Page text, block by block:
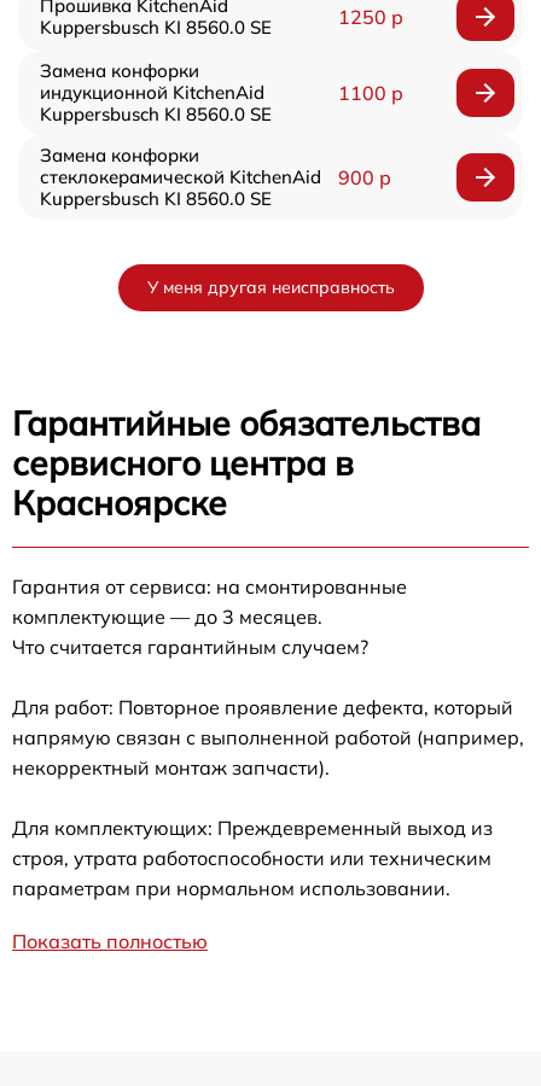
Прошивка KitchenAid
Kuppersbusch KI 8560.0 SE
1250 р
Замена конфорки
индукционной KitchenAid
Kuppersbusch KI 8560.0 SE
1100 р
Замена конфорки
стеклокерамической KitchenAid
Kuppersbusch KI 8560.0 SE
900 р
У меня другая неисправность
Гарантийные обязательства
сервисного центра в
Красноярске
Гарантия от сервиса: на смонтированные
комплектующие — до 3 месяцев.
Что считается гарантийным случаем?
Для работ: Повторное проявление дефекта, который
напрямую связан с выполненной работой (например,
некорректный монтаж запчасти).
Для комплектующих: Преждевременный выход из
строя, утрата работоспособности или техническим
параметрам при нормальном использовании.
Показать полностью